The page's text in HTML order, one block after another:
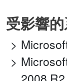
受影響